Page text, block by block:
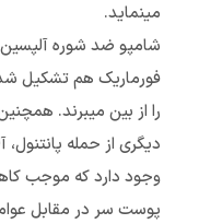
مینماید.
شامپو ضد شوره
فورماریک هم تشکیل
را از بین میبرند.
دیگری از حمله
وجود دارد که موجب
پوست سر در مقابل